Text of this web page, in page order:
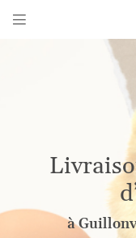

28140 Guillonville
à